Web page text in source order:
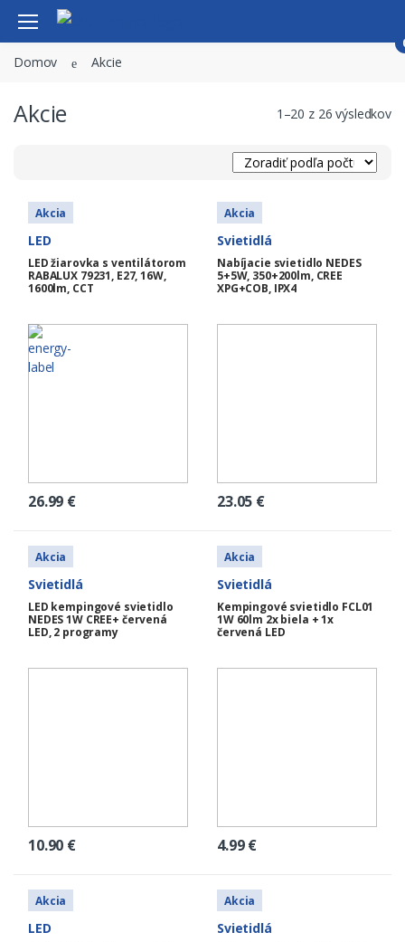
Svietidlá
LED
Smart home
Novinky
Akcie
Výpredaj
Kontakt
Domov Akcie
Akcie 1–20 z 26 výsledkov
Akcia
LED
LED žiarovka s ventilátorom
RABALUX 79231, E27, 16W,
1600lm, CCT
26.99 €
Akcia
Svietidlá
Nabíjacie svietidlo NEDES
5+5W, 350+200lm, CREE
XPG+COB, IPX4
23.05 €
Akcia
Svietidlá
LED kempingové svietidlo
NEDES 1W CREE+ červená
LED, 2 programy
10.90 €
Akcia
Svietidlá
Kempingové svietidlo FCL01
1W 60lm 2x biela + 1x
červená LED
4.99€
Akcia
LED
Akcia
Svietidlá
Zabudli ste heslo?
Prihlásiť sa